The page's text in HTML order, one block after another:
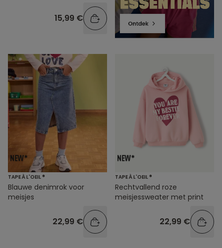
15,99 €
TAPE À L'OEIL ®
Blauwe denimrok voor
meisjes
22,99 €
TAPE À L'OEIL ®
Rechtvallend roze
meisjessweater met print
22,99 €